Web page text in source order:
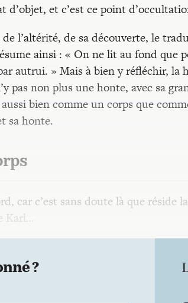
d’objet, et c’est ce point
l’altérité, de sa découverte, le
ainsi : « On ne lit au fond
autrui. » Mais à bien y réfléchir, la
pas non plus une honte, avec sa
bien comme un corps que
sa honte.
car c’est sans doute là que réside
Karl…
?